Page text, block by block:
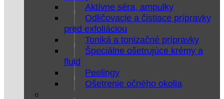
Aktívne séra, ampulky
Odličovacie a čistiace prípravky
pred exfoliáciou
Toniká a tonizačné prípravky
Špeciálne ošetrujúce krémy a
fluid
Peelingy
Ošetrenie očného okolia